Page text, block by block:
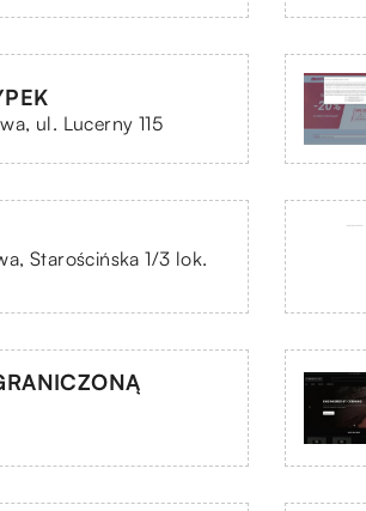
ul. Lucerny 115
Starościńska 1/3 lok.